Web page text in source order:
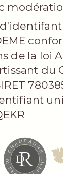
de la loi
du